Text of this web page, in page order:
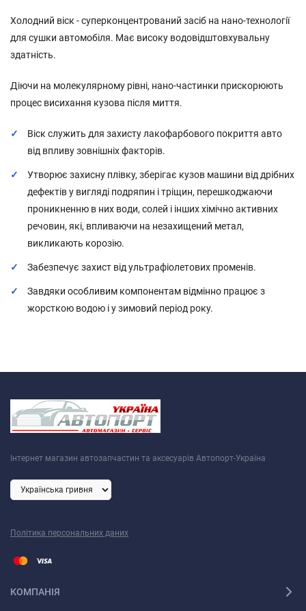
Холодний віск - суперконцентрований засіб на нано-технології
для сушки автомобіля. Має високу водовідштовхувальну
здатність.
Діючи на молекулярному рівні, нано-частинки прискорюють
процес висихання кузова після миття.
Віск служить для захисту лакофарбового покриття авто
від впливу зовнішніх факторів.
Утворює захисну плівку, зберігає кузов машини від дрібних
дефектів у вигляді подряпин і тріщин, перешкоджаючи
проникненню в них води, солей і інших хімічно активних
речовин, які, впливаючи на незахищений метал,
викликають корозію.
Забезпечує захист від ультрафіолетових променів.
Завдяки особливим компонентам відмінно працює з
жорсткою водою і у зимовий період року.
Інтернет магазин автозапчастин та аксесуарів Автопорт-Україна
Політика персональних даних
КОМПАНІЯ